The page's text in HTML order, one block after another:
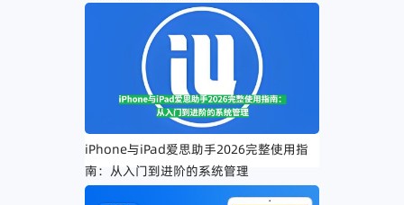
户的效率优化技巧与隐藏功能
iPhone与iPad爱思助手2026完整使用指
南：从入门到进阶的系统管理